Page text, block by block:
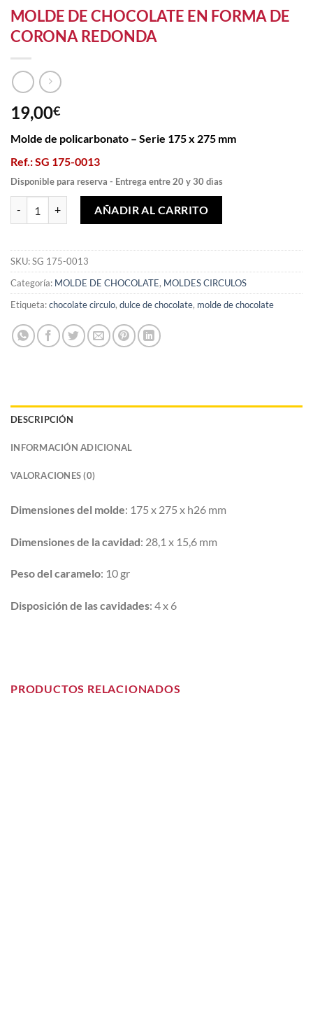
MOLDE DE CHOCOLATE EN FORMA DE
CORONA REDONDA
19,00€
Molde de policarbonato – Serie 175 x 275 mm
Ref.: SG 175-0013
Disponible para reserva - Entrega entre 20 y 30 dìas
MOLDE DE CHOCOLATE EN FORMA DE CORONA REDONDA
AÑADIR AL CARRITO
SKU:SG 175-0013
Categoría: MOLDE DE CHOCOLATE, MOLDES CIRCULOS
Etiqueta:chocolate circulo, dulce de chocolate, molde de chocolate
DESCRIPCIÓN
INFORMACIÓN ADICIONAL
VALORACIONES (0)
Dimensiones del molde: 175 x 275 x h26 mm
Dimensiones de la cavidad: 28,1 x 15,6 mm
Peso del caramelo: 10 gr
Disposición de las cavidades: 4 x 6
PRODUCTOS RELACIONADOS